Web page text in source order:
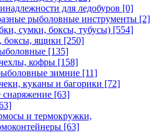
для ледобуров [0]
рыболовные инструменты [2]
сумки, боксы, тубусы) [554]
боксы, ящики [250]
[135]
кофры [158]
зимние [11]
куканы и багорики [72]
снаряжение [63]
и термокружки,
[63]